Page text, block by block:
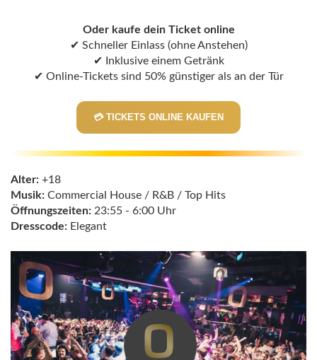
Oder kaufe dein Ticket online
✔ Schneller Einlass (ohne Anstehen)
✔ Inklusive einem Getränk
✔ Online-Tickets sind 50% günstiger als an der Tür
💳 TICKETS ONLINE KAUFEN
Alter: +18
Musik: Commercial House / R&B / Top Hits
Öffnungszeiten: 23:55 - 6:00 Uhr
Dresscode: Elegant